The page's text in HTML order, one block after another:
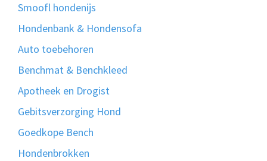
Smoofl hondenijs
Hondenbank & Hondensofa
Auto toebehoren
Benchmat & Benchkleed
Apotheek en Drogist
Gebitsverzorging Hond
Goedkope Bench
Hondenbrokken